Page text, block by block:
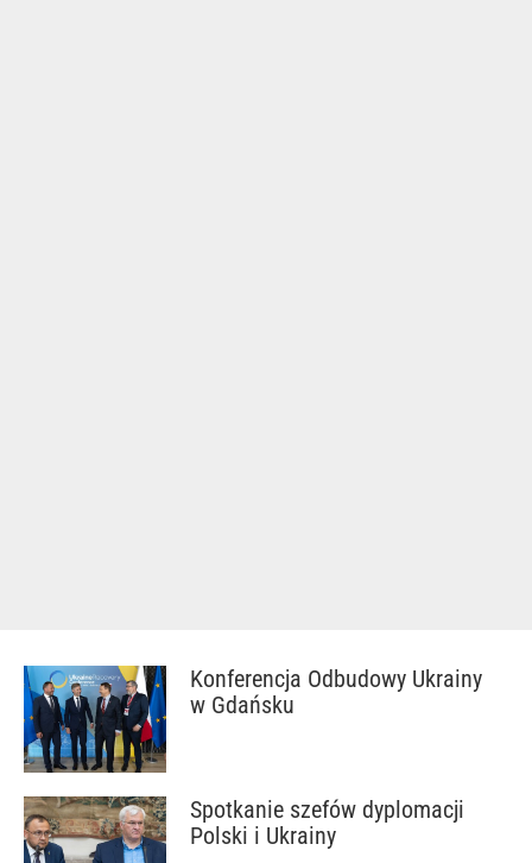
Konferencja Odbudowy Ukrainy
w Gdańsku
Spotkanie szefów dyplomacji
Polski i Ukrainy